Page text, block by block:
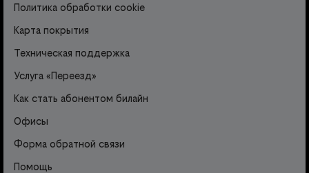
Политика обработки cookie
Карта покрытия
Техническая поддержка
Услуга «Переезд»
Как стать абонентом билайн
Офисы
Форма обратной связи
Помощь